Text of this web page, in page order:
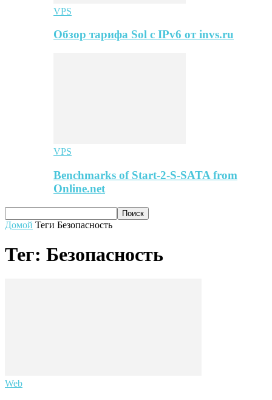
VPS
Обзор тарифа Sol с IPv6 от invs.ru
VPS
Benchmarks of Start-2-S-SATA from
Online.net
Домой Теги Безопасность
Тег: Безопасность
Web